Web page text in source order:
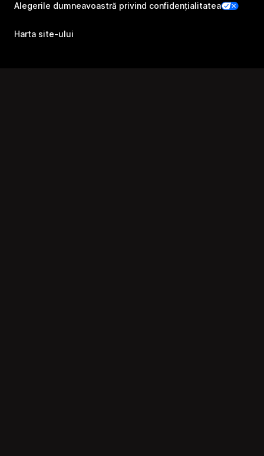
Alegerile dumneavoastră privind confidențialitatea
Harta site-ului